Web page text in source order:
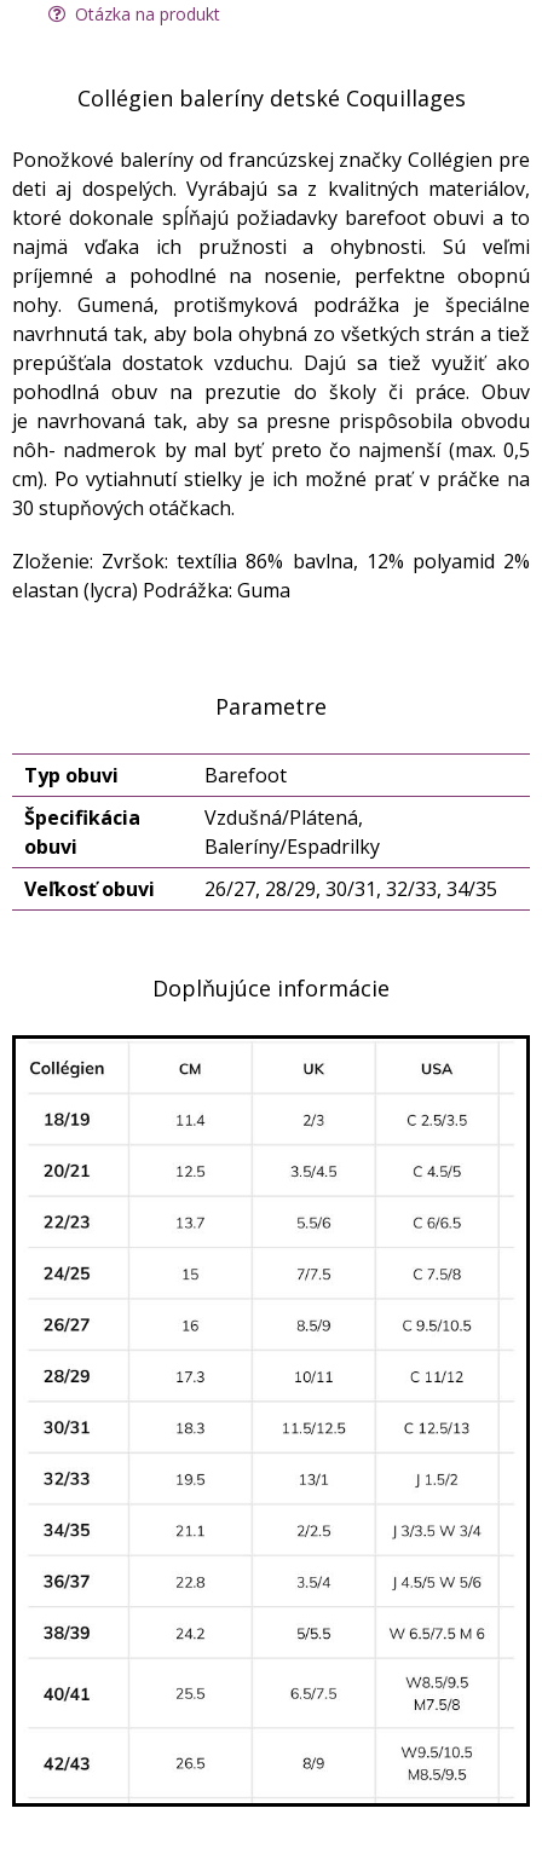
Otázka na produkt
Collégien baleríny detské Coquillages
Ponožkové baleríny od francúzskej značky Collégien pre
deti aj dospelých. Vyrábajú sa z kvalitných materiálov,
ktoré dokonale spĺňajú požiadavky barefoot obuvi a to
najmä vďaka ich pružnosti a ohybnosti. Sú veľmi
príjemné a pohodlné na nosenie, perfektne obopnú
nohy. Gumená, protišmyková podrážka je špeciálne
navrhnutá tak, aby bola ohybná zo všetkých strán a tiež
prepúšťala dostatok vzduchu. Dajú sa tiež využiť ako
pohodlná obuv na prezutie do školy či práce. Obuv
je navrhovaná tak, aby sa presne prispôsobila obvodu
nôh- nadmerok by mal byť preto čo najmenší (max. 0,5
cm). Po vytiahnutí stielky je ich možné prať v práčke na
30 stupňových otáčkach.
Zloženie: Zvršok: textília 86% bavlna, 12% polyamid 2%
elastan (lycra) Podrážka: Guma
Parametre
Typ obuvi
Barefoot
Špecifikácia
obuvi
Vzdušná/Plátená,
Baleríny/Espadrilky
Veľkosť obuvi
26/27, 28/29, 30/31, 32/33, 34/35
Doplňujúce informácie